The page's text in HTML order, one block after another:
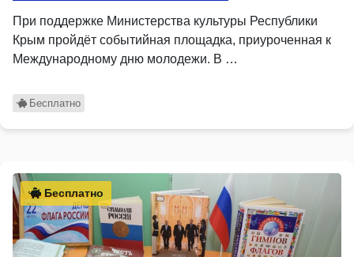
При поддержке Министерства культуры Республики
Крым пройдёт событийная площадка, приуроченная к
Международному дню молодежи. В …
Бесплатно
Бесплатно